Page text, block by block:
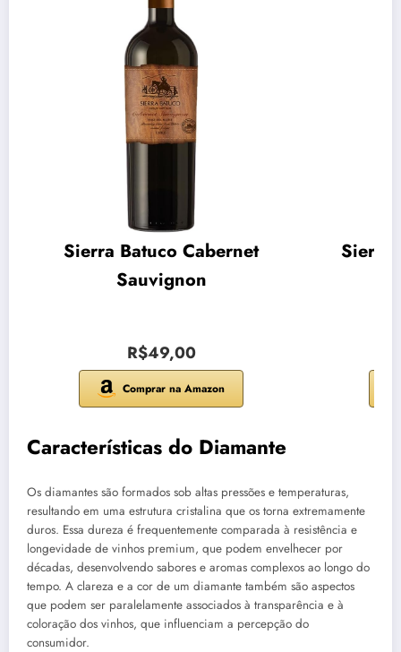
Sierra Batuco Cabernet
Sauvignon
R$49,00
Comprar na Amazon
Sierra
Características do Diamante
Os diamantes são formados sob altas pressões e temperaturas,
resultando em uma estrutura cristalina que os torna extremamente
duros. Essa dureza é frequentemente comparada à resistência e
longevidade de vinhos premium, que podem envelhecer por
décadas, desenvolvendo sabores e aromas complexos ao longo do
tempo. A clareza e a cor de um diamante também são aspectos
que podem ser paralelamente associados à transparência e à
coloração dos vinhos, que influenciam a percepção do
consumidor.